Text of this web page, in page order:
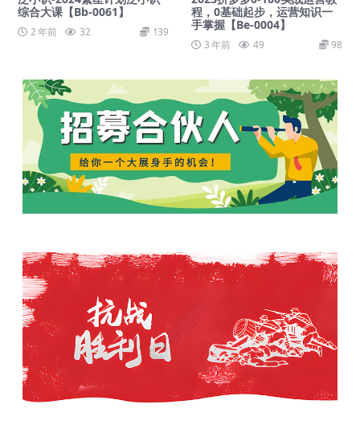
综合大课【Bb-0061】
2 年前 32 139
程，0基础起步，运营知识一
手掌握【Be-0004】
3 年前 49 98